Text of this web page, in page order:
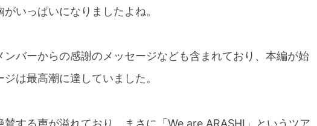
いっぱいになりましたよね。
バーからの感謝のメッセージなども含まれており、本編が始
は最高潮に達していました。
する声が溢れており、まさに「We are ARASHI」というツア